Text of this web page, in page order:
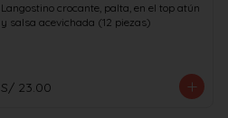
Langostino crocante, palta, en el top atún
y salsa acevichada (12 piezas)
S/ 23.00